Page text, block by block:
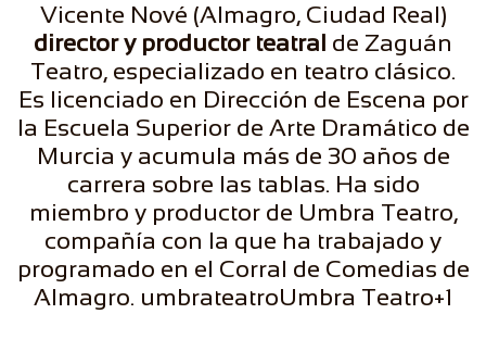
Vicente Nové (Almagro, Ciudad Real)
director y productor teatral de Zaguán
Teatro, especializado en teatro clásico.
Es licenciado en Dirección de Escena por
la Escuela Superior de Arte Dramático de
Murcia y acumula más de 30 años de
carrera sobre las tablas. Ha sido
miembro y productor de Umbra Teatro,
compañía con la que ha trabajado y
programado en el Corral de Comedias de
Almagro. umbrateatroUmbra Teatro+1